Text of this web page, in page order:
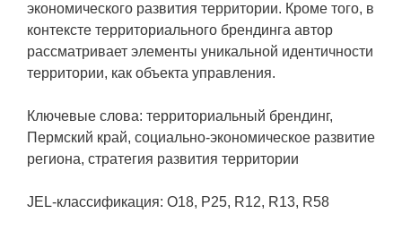
экономического развития территории. Кроме того, в
контексте территориального брендинга автор
рассматривает элементы уникальной идентичности
территории, как объекта управления.
Ключевые слова: территориальный брендинг,
Пермский край, социально-экономическое развитие
региона, стратегия развития территории
JEL-классификация: O18, P25, R12, R13, R58